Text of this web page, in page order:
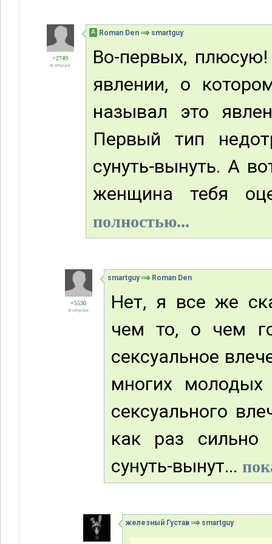
+2749
В отпуске
А Roman Den smartguy
Во-первых,
явлении, о
называл это
Первый тип
сунуть-вынуть. А
женщина тебя
полностью...
+5530
В отпуске
smartguy Roman Den
Нет, я все же
чем то, о чем
сексуальное
многих
сексуального
как раз сильно
сунуть-вынут...
железный Густав smartguy